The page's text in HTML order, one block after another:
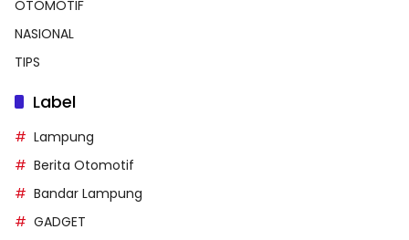
OTOMOTIF
NASIONAL
TIPS
Label
Lampung
Berita Otomotif
Bandar Lampung
GADGET